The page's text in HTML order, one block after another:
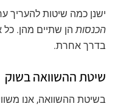
ישנן כמה שיטות להעריך
הכנסותהן שתיים מהן.
בדרך אחרת.
שיטת ההשוואה בשוק
בשיטת ההשוואה, אנו